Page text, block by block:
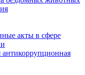
акты в сфере